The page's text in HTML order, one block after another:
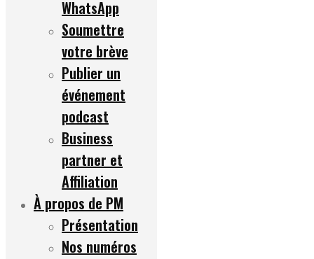
WhatsApp
Soumettre
votre brève
Publier un
événement
podcast
Business
partner et
Affiliation
À propos de PM
Présentation
Nos numéros